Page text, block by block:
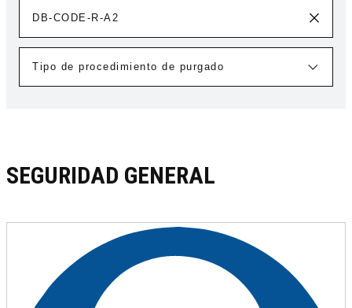
SEGURIDAD GENERAL